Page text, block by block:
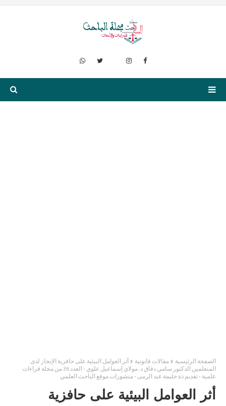
الصفحة الرئيسية مقالات قانونية
أثر العوامل البيئية على حافزية الإنجاز لدى
المتعلمين الدكتور سامي دقاق د. مولاي إسماعيل علوي - العدد 36 من مجلة قراءات
علمية - تقديم ذة حليمة عبد الرمى - منشورات موقع الباحث العلمي
أثر العوامل البيئية على حافزية